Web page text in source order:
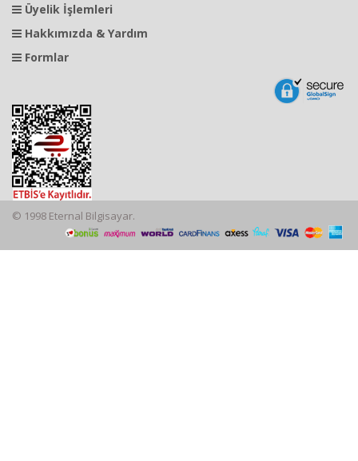
Üyelik İşlemleri
Hakkımızda & Yardım
Formlar
© 1998 Eternal Bilgisayar.